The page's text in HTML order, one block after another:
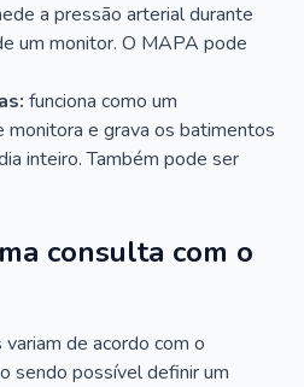
a pressão arterial durante
um monitor. O MAPA pode
funciona como um
monitora e grava os batimentos
inteiro. Também pode ser
consulta com o
de acordo com o
sendo possível definir um